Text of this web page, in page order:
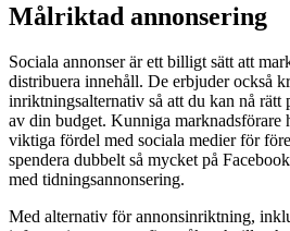
Målriktad annonsering
Sociala annonser är ett billigt sätt att
distribuera innehåll. De erbjuder också
inriktningsalternativ så att du kan nå rätt
av din budget. Kunniga marknadsförare
viktiga fördel med sociala medier för
spendera dubbelt så mycket på
med tidningsannonsering.
Med alternativ för annonsinriktning,